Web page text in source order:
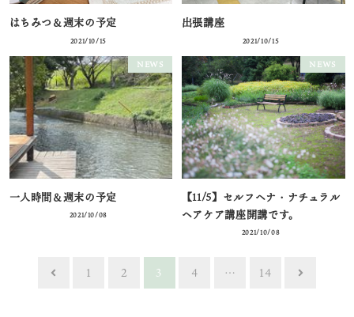
はちみつ＆週末の予定
2021/10/15
出張講座
2021/10/15
NEWS
一人時間＆週末の予定
2021/10/08
NEWS
【11/5】セルフヘナ・ナチュラル
ヘアケア講座開講です。
2021/10/08
1 2 3 4 … 14